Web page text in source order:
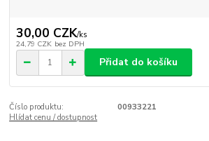
30,00 CZK/ks
24,79 CZK bez DPH
Přidat do košíku
Číslo produktu:
00933221
Hlídat cenu / dostupnost